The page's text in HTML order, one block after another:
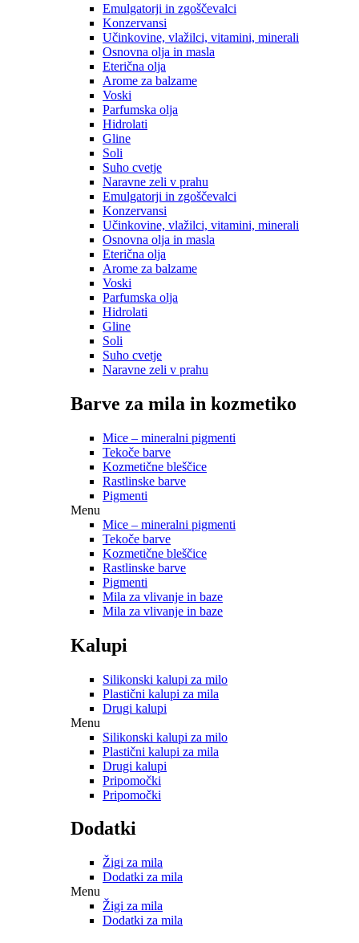
Emulgatorji in zgoščevalci
Konzervansi
Učinkovine, vlažilci, vitamini, minerali
Osnovna olja in masla
Eterična olja
Arome za balzame
Voski
Parfumska olja
Hidrolati
Gline
Soli
Suho cvetje
Naravne zeli v prahu
Emulgatorji in zgoščevalci
Konzervansi
Učinkovine, vlažilci, vitamini, minerali
Osnovna olja in masla
Eterična olja
Arome za balzame
Voski
Parfumska olja
Hidrolati
Gline
Soli
Suho cvetje
Naravne zeli v prahu
Barve za mila in kozmetiko
Mice – mineralni pigmenti
Tekoče barve
Kozmetične bleščice
Rastlinske barve
Pigmenti
Menu
Mice – mineralni pigmenti
Tekoče barve
Kozmetične bleščice
Rastlinske barve
Pigmenti
Mila za vlivanje in baze
Mila za vlivanje in baze
Kalupi
Silikonski kalupi za milo
Plastični kalupi za mila
Drugi kalupi
Menu
Silikonski kalupi za milo
Plastični kalupi za mila
Drugi kalupi
Pripomočki
Pripomočki
Dodatki
Žigi za mila
Dodatki za mila
Menu
Žigi za mila
Dodatki za mila